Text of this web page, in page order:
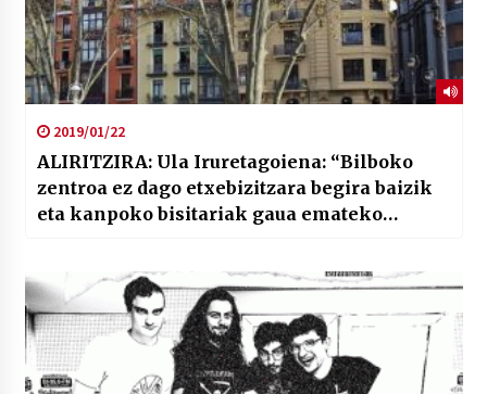
2019/01/22
ALIRITZIRA: Ula Iruretagoiena: “Bilboko
zentroa ez dago etxebizitzara begira baizik
eta kanpoko bisitariak gaua emateko